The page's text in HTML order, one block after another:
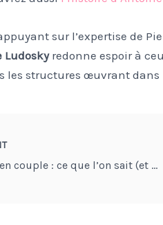
sur l’expertise de
Ludoskyredonne espoir à
les structures œuvrant dans
Yoann Usai en couple : ce que l’on sait (et ce qu’on ignore) sur sa vie privée